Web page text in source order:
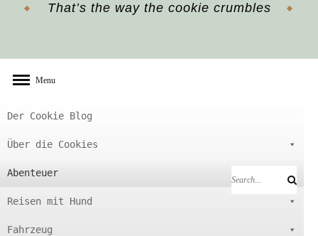
That’s the way the cookie crumbles
Menu
Der Cookie Blog
Über die Cookies
Abenteuer
Reisen mit Hund
Fahrzeug
Search
Search